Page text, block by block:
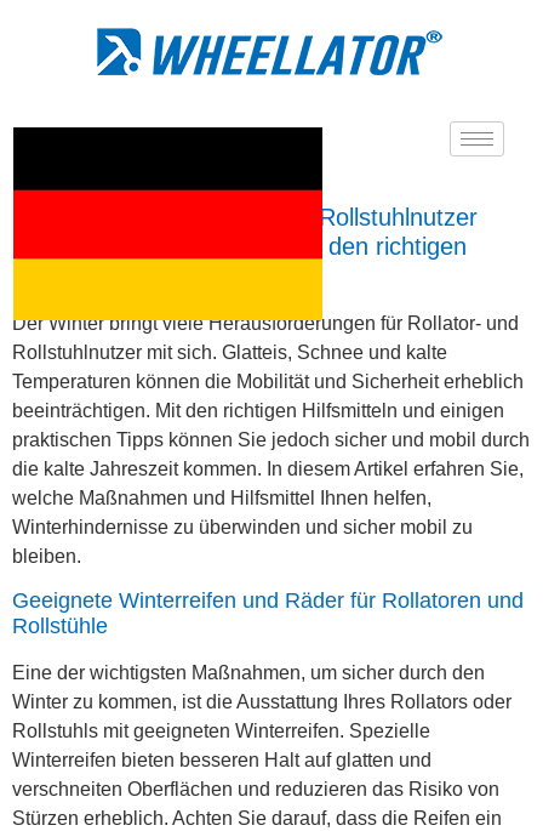
Wie kommen Rollator- und Rollstuhlnutzer
sicher durch den Winter mit den richtigen
Der Winter bringt viele Herausforderungen für Rollator- und
Rollstuhlnutzer mit sich. Glatteis, Schnee und kalte
Temperaturen können die Mobilität und Sicherheit erheblich
beeinträchtigen. Mit den richtigen Hilfsmitteln und einigen
praktischen Tipps können Sie jedoch sicher und mobil durch
die kalte Jahreszeit kommen. In diesem Artikel erfahren Sie,
welche Maßnahmen und Hilfsmittel Ihnen helfen,
Winterhindernisse zu überwinden und sicher mobil zu
bleiben.
Geeignete Winterreifen und Räder für Rollatoren und
Rollstühle
Eine der wichtigsten Maßnahmen, um sicher durch den
Winter zu kommen, ist die Ausstattung Ihres Rollators oder
Rollstuhls mit geeigneten Winterreifen. Spezielle
Winterreifen bieten besseren Halt auf glatten und
verschneiten Oberflächen und reduzieren das Risiko von
Stürzen erheblich. Achten Sie darauf, dass die Reifen ein